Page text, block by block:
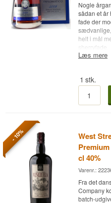
Nogle
sådan et år
fade der
helt i mål
sherryfade.
Finish er
og aftappet
at have
melasse
vægt
batch
tungere,
Efter 12
Læs mere
1 stk.
- 10%
West
cl 40%
Varenr.:
Fra det
Company
batch-